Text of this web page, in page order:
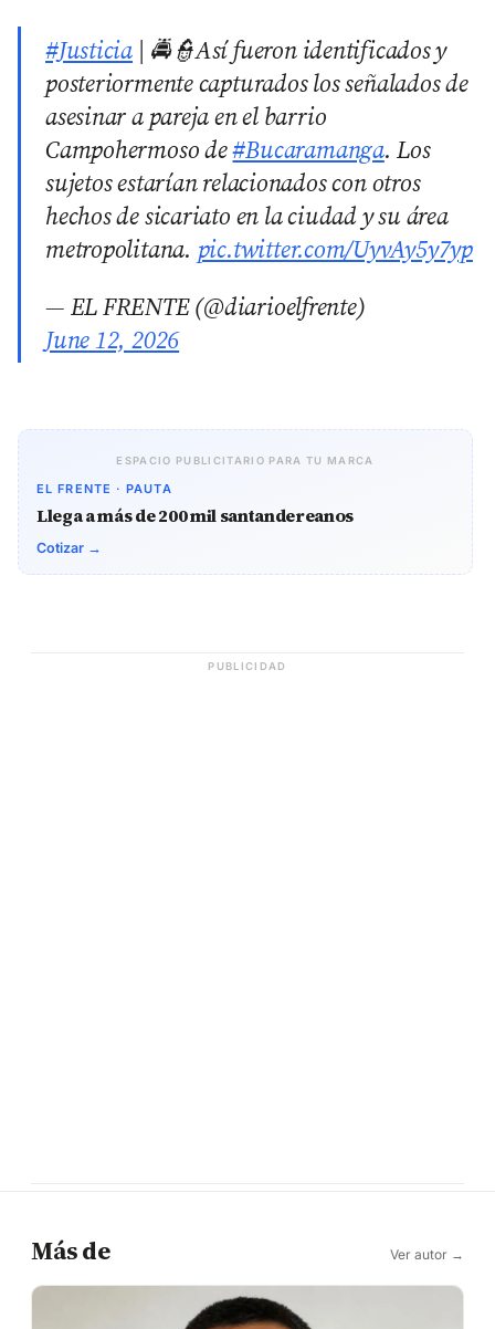
#Justicia | 🚔👮Así fueron identificados y
posteriormente capturados los señalados de
asesinar a pareja en el barrio
Campohermoso de#Bucaramanga. Los
sujetos estarían relacionados con otros
hechos de sicariato en la ciudad y su área
metropolitana. pic.twitter.com/UyvAy5y7yp
— EL FRENTE (@diarioelfrente)
June 12, 2026
ESPACIO PUBLICITARIO PARA TU MARCA
EL FRENTE · PAUTA
Llega a más de 200 mil santandereanos
Cotizar →
PUBLICIDAD
Más de Ver autor →